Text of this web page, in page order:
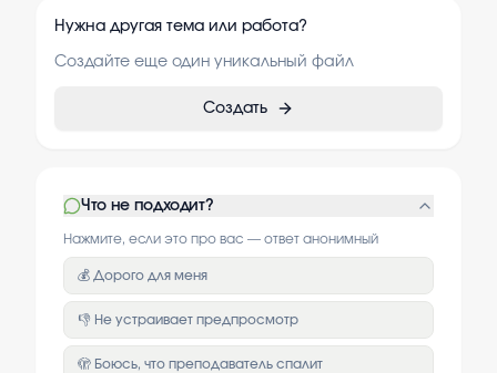
Нужна другая тема или работа?
Создайте еще один уникальный файл
Создать
Что не подходит?
Нажмите, если это про вас — ответ анонимный
💰 Дорого для меня
👎 Не устраивает предпросмотр
🫣 Боюсь, что преподаватель спалит